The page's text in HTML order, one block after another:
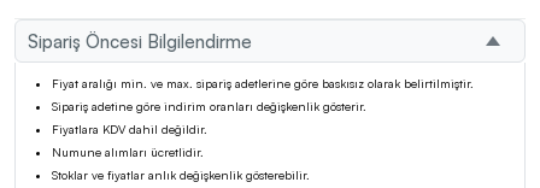
Sipariş Öncesi Bilgilendirme
Fiyat aralığı min. ve max. sipariş adetlerine göre baskısız olarak belirtilmiştir.
Sipariş adetine göre indirim oranları değişkenlik gösterir.
Fiyatlara KDV dahil değildir.
Numune alımları ücretlidir.
Stoklar ve fiyatlar anlık değişkenlik gösterebilir.